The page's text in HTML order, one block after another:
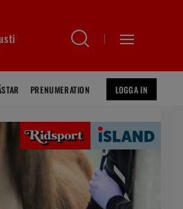
PRENUMERATION LOGGA IN